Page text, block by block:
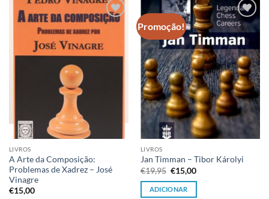
Adicionar
à lista de
desejos
LIVROS
A Arte da Composição:
Problemas de Xadrez – José
Vinagre
€15,00
Promoção!
Adicionar
à lista de
desejos
LIVROS
Jan Timman – Tibor Károlyi
€19,95 O
preço
original
era:
€15,00O
ADICIONAR